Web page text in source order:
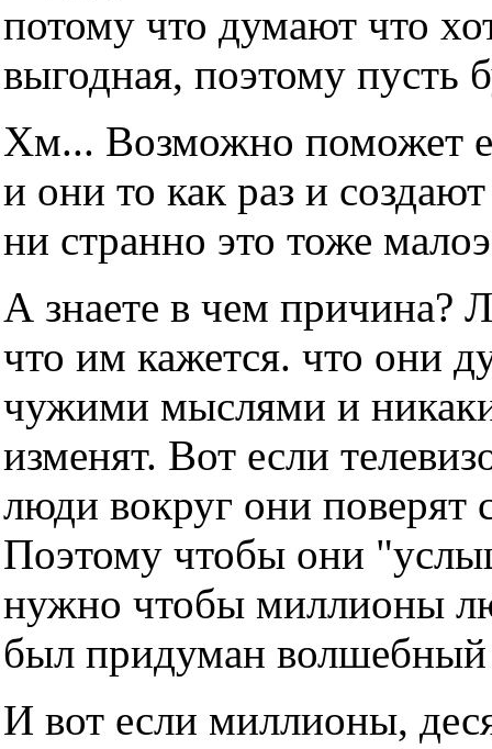
потому что думают что
выгодная, поэтому пусть
Хм... Возможно поможет
и они то как раз и
ни странно это тоже
А знаете в чем причина?
что им кажется. что они
чужими мыслями и
изменят. Вот если
люди вокруг они поверят
Поэтому чтобы они
нужно чтобы миллионы
был придуман волшебный
И вот если миллионы,